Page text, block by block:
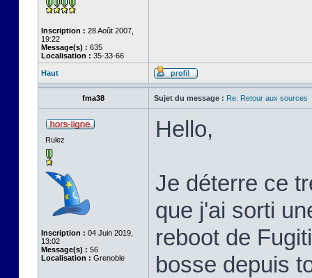
Inscription : 28 Août 2007,
19:22
Message(s) : 635
Localisation : 35-33-66
Haut
fma38 Sujet du message : Re: Retour aux sources
Rulez
Inscription : 04 Juin 2019,
13:02
Message(s) : 56
Localisation : Grenoble
Hello,
Je déterre ce
que j'ai sorti
reboot de
bosse depuis